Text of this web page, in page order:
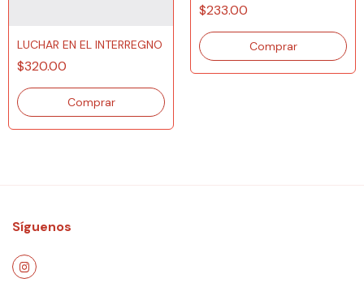
LUCHAR EN EL INTERREGNO
$320.00
$233.00
Síguenos